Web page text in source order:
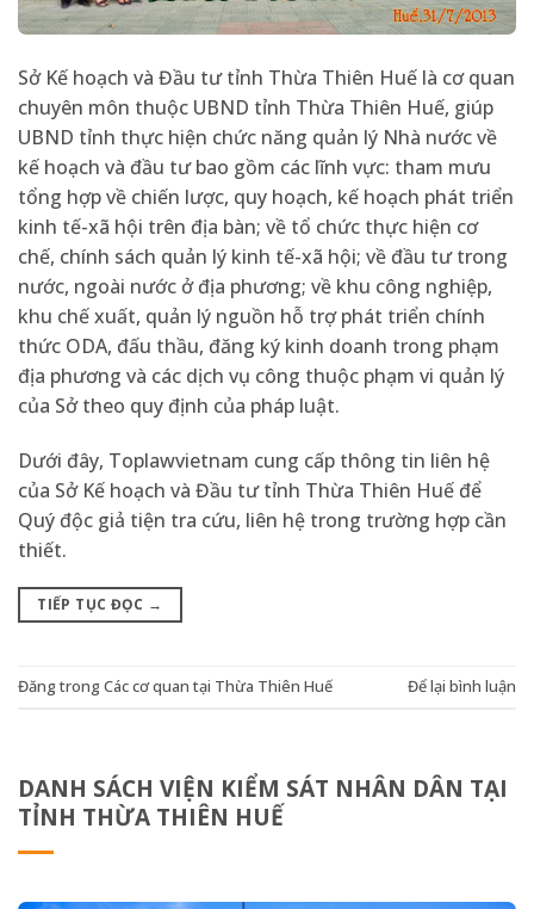
Sở Kế hoạch và Đầu tư tỉnh Thừa Thiên Huế là cơ quan
chuyên môn thuộc UBND tỉnh Thừa Thiên Huế, giúp
UBND tỉnh thực hiện chức năng quản lý Nhà nước về
kế hoạch và đầu tư bao gồm các lĩnh vực: tham mưu
tổng hợp về chiến lược, quy hoạch, kế hoạch phát triển
kinh tế-xã hội trên địa bàn; về tổ chức thực hiện cơ
chế, chính sách quản lý kinh tế-xã hội; về đầu tư trong
nước, ngoài nước ở địa phương; về khu công nghiệp,
khu chế xuất, quản lý nguồn hỗ trợ phát triển chính
thức ODA, đấu thầu, đăng ký kinh doanh trong phạm
địa phương và các dịch vụ công thuộc phạm vi quản lý
của Sở theo quy định của pháp luật.
Dưới đây, Toplawvietnam cung cấp thông tin liên hệ
của Sở Kế hoạch và Đầu tư tỉnh Thừa Thiên Huế để
Quý độc giả tiện tra cứu, liên hệ trong trường hợp cần
thiết.
TIẾP TỤC ĐỌC →
Đăng trongCác cơ quan tại Thừa Thiên Huế Để lại bình luận
DANH SÁCH VIỆN KIỂM SÁT NHÂN DÂN TẠI
TỈNH THỪA THIÊN HUẾ